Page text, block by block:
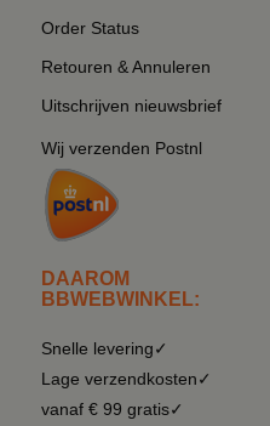
Order Status
Retouren & Annuleren
Uitschrijven nieuwsbrief
Wij verzenden Postnl
DAAROM
BBWEBWINKEL:
Snelle levering✓
Lage verzendkosten✓
vanaf € 99 gratis✓